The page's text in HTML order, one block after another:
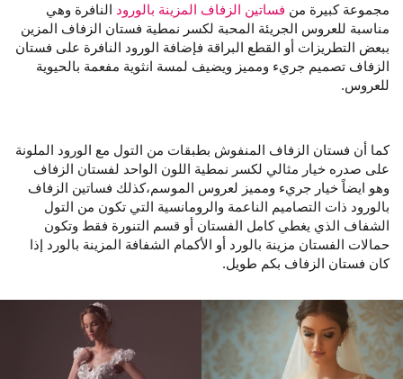
مجموعة كبيرة من فساتين الزفاف المزينة بالورود النافرة وهي
مناسبة للعروس الجريئة المحبة لكسر نمطية فستان الزفاف المزين
ببعض التطريزات أو القطع البراقة فإضافة الورود النافرة على فستان
الزفاف تصميم جريء ومميز ويضيف لمسة انثوية مفعمة بالحيوية
للعروس.
كما أن فستان الزفاف المنفوش بطبقات من التول مع الورود الملونة
على صدره خيار مثالي لكسر نمطية اللون الواحد لفستان الزفاف
وهو ايضاً خيار جريء ومميز لعروس الموسم،كذلك فساتين الزفاف
بالورود ذات التصاميم الناعمة والرومانسية التي تكون من التول
الشفاف الذي يغطي كامل الفستان أو قسم التنورة فقط وتكون
حمالات الفستان مزينة بالورد أو الأكمام الشفافة المزينة بالورد إذا
كان فستان الزفاف بكم طويل.